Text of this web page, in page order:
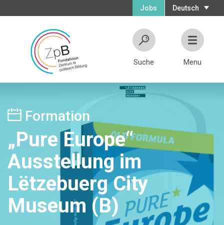
Deutsch
Jobs
Suche Menu
Formation
„Pure Europe“
Ausstellung im
Lëtzebuerg City
Museum (B)